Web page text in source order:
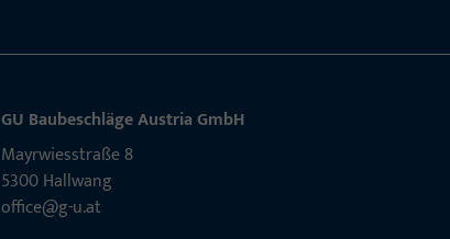
GU Baubeschläge Aus­tria GmbH
Mayrwies­straße 8
5300 Hall­wang
office@g-u.at